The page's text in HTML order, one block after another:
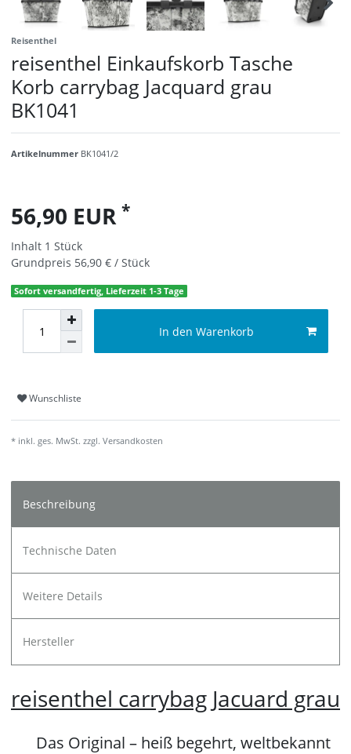
Reisenthel
reisenthel Einkaufskorb Tasche
Korb carrybag Jacquard grau
BK1041
Artikelnummer BK1041/2
56,90 EUR *
Inhalt 1 Stück
Grundpreis 56,90 € / Stück
Sofort versandfertig, Lieferzeit 1-3 Tage
In den Warenkorb
Wunschliste
* inkl. ges. MwSt. zzgl. Versandkosten
Beschreibung
Technische Daten
Weitere Details
Hersteller
reisenthel carrybag Jacuard grau
Das Original – heiß begehrt, weltbekannt